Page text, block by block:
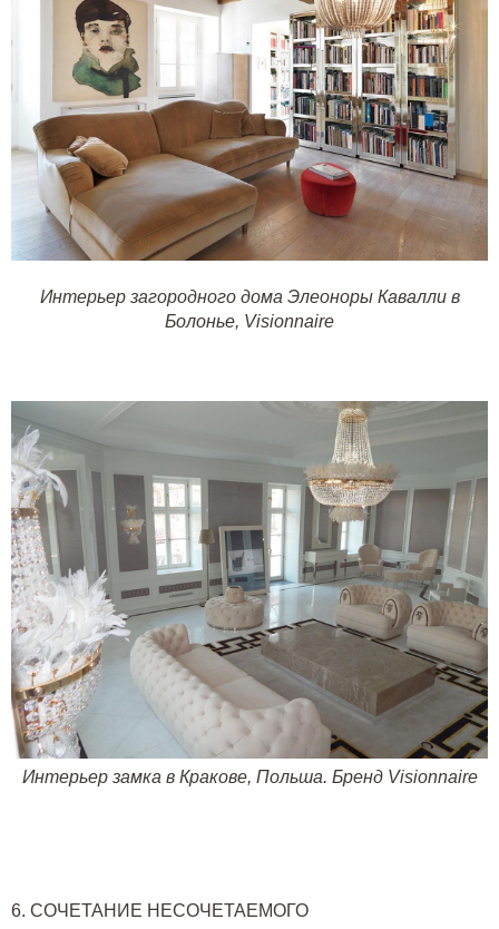
Интерьер загородного дома Элеоноры Кавалли в
Болонье, Visionnaire
Интерьер замка в Кракове, Польша. Бренд Visionnaire
6. СОЧЕТАНИЕ НЕСОЧЕТАЕМОГО